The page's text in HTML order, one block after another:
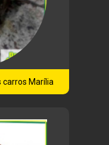
carros Marília